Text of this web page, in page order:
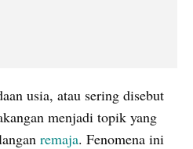
usia, atau sering disebut
menjadi topik yang
remaja. Fenomena ini